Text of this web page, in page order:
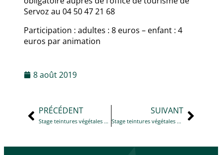
Servoz au 04 50 47 21 68
Participation : adultes : 8 euros – enfant : 4
euros par animation
8 août 2019
PRÉCÉDENT
Stage teintures végétales à la Maison du Lieutenant
SUIVANT
Stage teintures végétales à la Maison du Lieutenant